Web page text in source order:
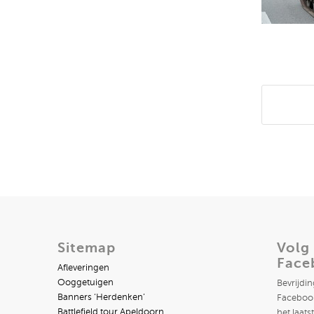
Sitemap
Afleveringen
Ooggetuigen
Banners ‘Herdenken’
Volg